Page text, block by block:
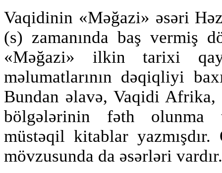
Vaqidinin «Məğazi» əsəri
(s) zamanında baş vermiş
«Məğazi» ilkin tarixi
məlumatlarının dəqiqliyi
Bundan əlavə, Vaqidi
bölgələrinin fəth olunma
müstəqil kitablar
mövzusunda da əsərləri vardır.